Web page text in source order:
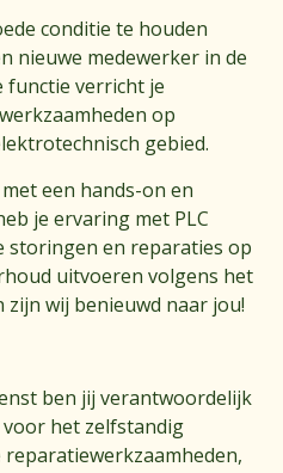
conditie te houden
nieuwe medewerker in de
functie verricht je
op
gebied.
een hands-on en
je ervaring met PLC
storingen en reparaties op
uitvoeren volgens het
wij benieuwd naar jou!
ben jij verantwoordelijk
voor het zelfstandig